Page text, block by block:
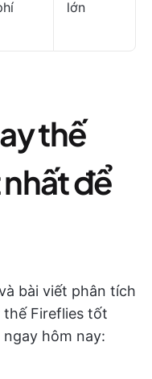
lớn
thế
để
bài viết phân tích
Fireflies tốt
hôm nay: